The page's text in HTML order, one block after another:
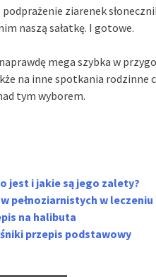
ziarenek
naszą sałatkę. I gotowe.
mega szybka w
na inne spotkania rodzinne
tym wyborem.
jest i jakie są jego zalety?
pełnoziarnistych w leczeniu
na halibuta
przepis podstawowy